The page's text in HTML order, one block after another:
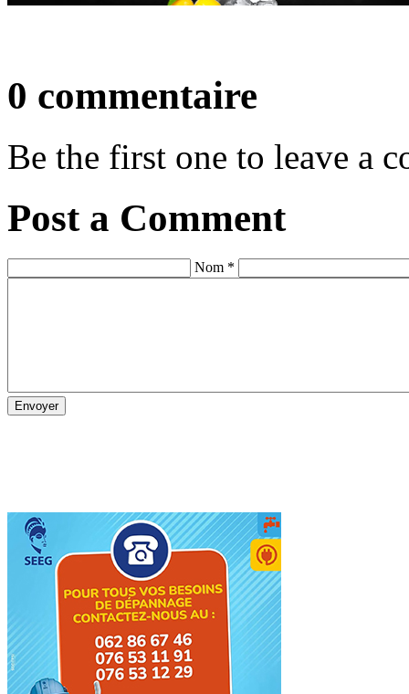
0 commentaire
Be the first one to leave a
Post a Comment
Nom *